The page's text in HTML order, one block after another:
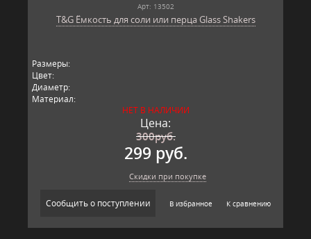
Арт: 13502
T&G Ёмкость для соли или перца Glass Shakers
Размеры:
Цвет:
Диаметр:
Материал:
НЕТ В НАЛИЧИИ
Цена:
300руб.
299 руб.
Скидки при покупке
Сообщить о поступлении В избранное К сравнению